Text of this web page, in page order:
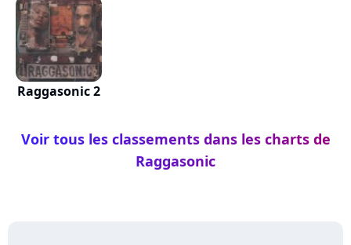
Raggasonic 2
Voir tous les classements dans les charts de
Raggasonic